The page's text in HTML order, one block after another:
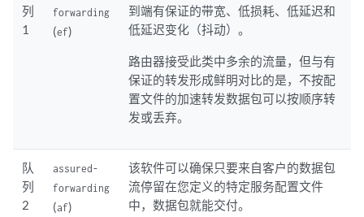
列
1
forwarding
(ef)
到端有保证的带宽、低损耗、低延迟和
低延迟变化（抖动）。
路由器接受此类中多余的流量，但与有
保证的转发形成鲜明对比的是，不按配
置文件的加速转发数据包可以按顺序转
发或丢弃。
队
列
2
assured-
forwarding
(af)
该软件可以确保只要来自客户的数据包
流停留在您定义的特定服务配置文件
中，数据包就能交付。